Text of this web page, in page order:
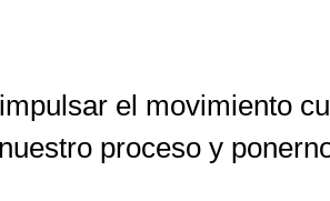
el movimiento
proceso y